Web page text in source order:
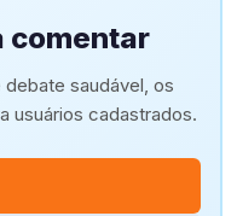
comentar
debate saudável, os
usuários cadastrados.